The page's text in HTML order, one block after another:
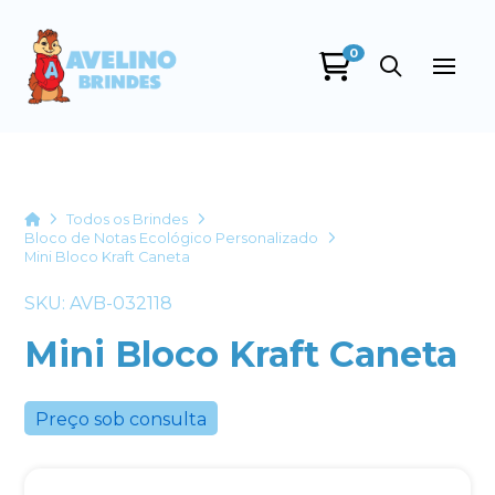
0
HomeTodos os Brindes
Bloco de Notas Ecológico Personalizado
Mini Bloco Kraft Caneta
SKU: AVB-032118
Mini Bloco Kraft Caneta
Preço sob consulta
+55